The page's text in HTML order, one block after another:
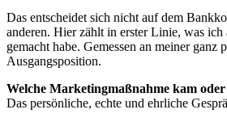
Das entscheidet sich nicht auf dem
anderen. Hier zählt in erster Linie, was ich
gemacht habe. Gemessen an meiner ganz
Ausgangsposition.
Welche Marketingmaßnahme kam
Das persönliche, echte und ehrliche